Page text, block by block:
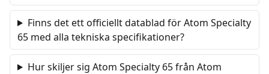
Finns det ett officiellt datablad för Atom Specialty
65 med alla tekniska specifikationer?
Hur skiljer sig Atom Specialty 65 från Atom